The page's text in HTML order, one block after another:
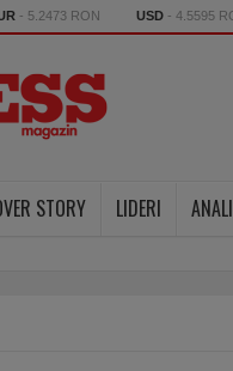
- 5.2473 RON USD - 4.5595
STORY LIDERI